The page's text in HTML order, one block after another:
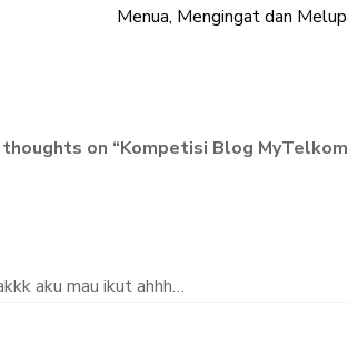
Menua, Mengingat dan
on “Kompetisi Blog
aku mau ikut ahhh…